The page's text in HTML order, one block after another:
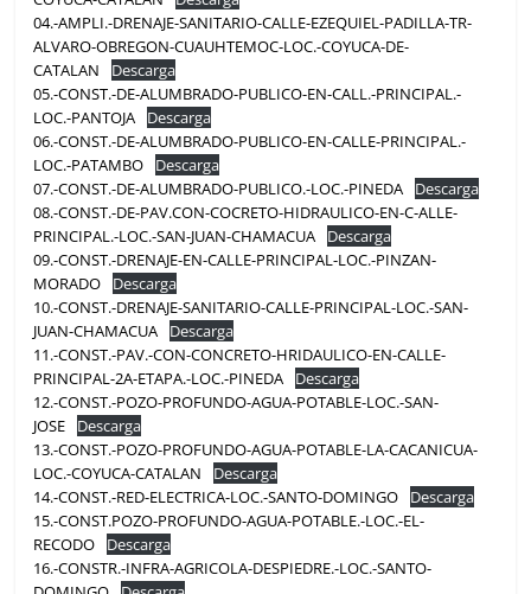
04.-AMPLI.-DRENAJE-SANITARIO-CALLE-EZEQUIEL-PADILLA-TR-
ALVARO-OBREGON-CUAUHTEMOC-LOC.-COYUCA-DE-
CATALAN
Descarga
05.-CONST.-DE-ALUMBRADO-PUBLICO-EN-CALL.-PRINCIPAL.-
LOC.-PANTOJA
Descarga
06.-CONST.-DE-ALUMBRADO-PUBLICO-EN-CALLE-PRINCIPAL.-
LOC.-PATAMBO
Descarga
07.-CONST.-DE-ALUMBRADO-PUBLICO.-LOC.-PINEDA
Descarga
08.-CONST.-DE-PAV.CON-COCRETO-HIDRAULICO-EN-C-ALLE-
PRINCIPAL.-LOC.-SAN-JUAN-CHAMACUA
Descarga
09.-CONST.-DRENAJE-EN-CALLE-PRINCIPAL-LOC.-PINZAN-
MORADO
Descarga
10.-CONST.-DRENAJE-SANITARIO-CALLE-PRINCIPAL-LOC.-SAN-
JUAN-CHAMACUA
Descarga
11.-CONST.-PAV.-CON-CONCRETO-HRIDAULICO-EN-CALLE-
PRINCIPAL-2A-ETAPA.-LOC.-PINEDA
Descarga
12.-CONST.-POZO-PROFUNDO-AGUA-POTABLE-LOC.-SAN-
JOSE
Descarga
13.-CONST.-POZO-PROFUNDO-AGUA-POTABLE-LA-CACANICUA-
LOC.-COYUCA-CATALAN
Descarga
14.-CONST.-RED-ELECTRICA-LOC.-SANTO-DOMINGO
Descarga
15.-CONST.POZO-PROFUNDO-AGUA-POTABLE.-LOC.-EL-
RECODO
Descarga
16.-CONSTR.-INFRA-AGRICOLA-DESPIEDRE.-LOC.-SANTO-